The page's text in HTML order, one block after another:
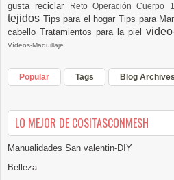
gusta reciclar
Reto Operación Cuerpo
tejidos Tips para el hogarTips para
cabello Tratamientos para la piel
Vídeos-Maquillaje
Popular Tags Blog Archives
LO MEJOR DE COSITASCONMESH
Manualidades San valentin-DIY
Belleza